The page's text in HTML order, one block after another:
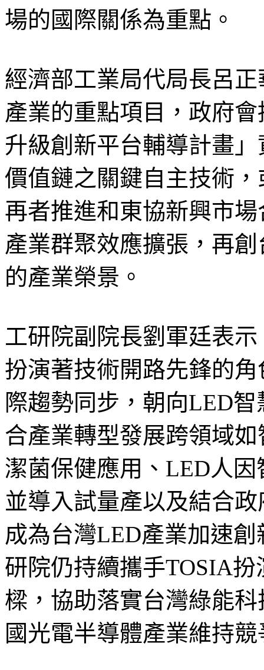
場的國際關係為重點。
經濟部工業局代局長呂
產業的重點項目，政府
升級創新平台輔導計畫
價值鏈之關鍵自主技術
再者推進和東協新興市
產業群聚效應擴張，再
的產業榮景。
工研院副院長劉軍廷表
扮演著技術開路先鋒的
際趨勢同步，朝向LED
合產業轉型發展跨領域
潔菌保健應用、LED人
並導入試量產以及結合
成為台灣LED產業加速
研院仍持續攜手TOSIA
樑，協助落實台灣綠能
國光電半導體產業維持